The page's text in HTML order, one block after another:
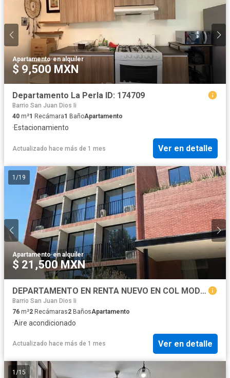
Apartamento·en alquiler
$ 9,500 MXN
Departamento La Perla ID: 174709
Barrio San Juan Dios Ii
40 m²1 Recámara1 BañoApartamento
·Estacionamiento
Actualizado hace más de 1 mes Ver en detalle
1 /19
Apartamento·en alquiler
$ 21,500 MXN
DEPARTAMENTO EN RENTA NUEVO EN COL MODERNA
Barrio San Juan Dios Ii
76 m²2 Recámaras2 BañosApartamento
·Aire acondicionado
Actualizado hace más de 1 mes Ver en detalle
1 /15